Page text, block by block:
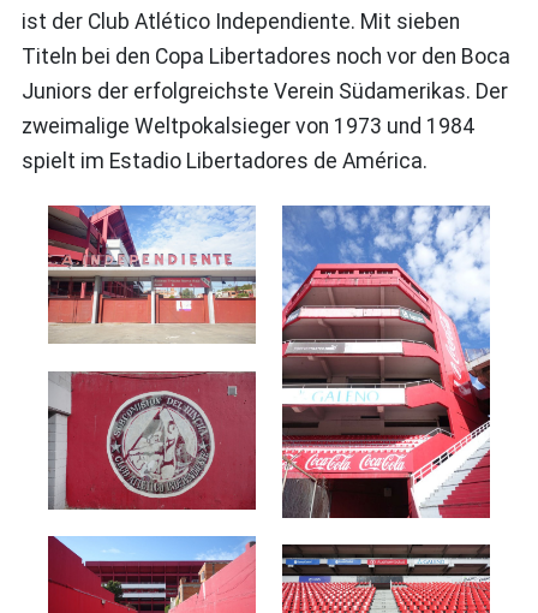
ist der Club Atlético Independiente. Mit sieben
Titeln bei den Copa Libertadores noch vor den Boca
Juniors der erfolgreichste Verein Südamerikas. Der
zweimalige Weltpokalsieger von 1973 und 1984
spielt im Estadio Libertadores de América.